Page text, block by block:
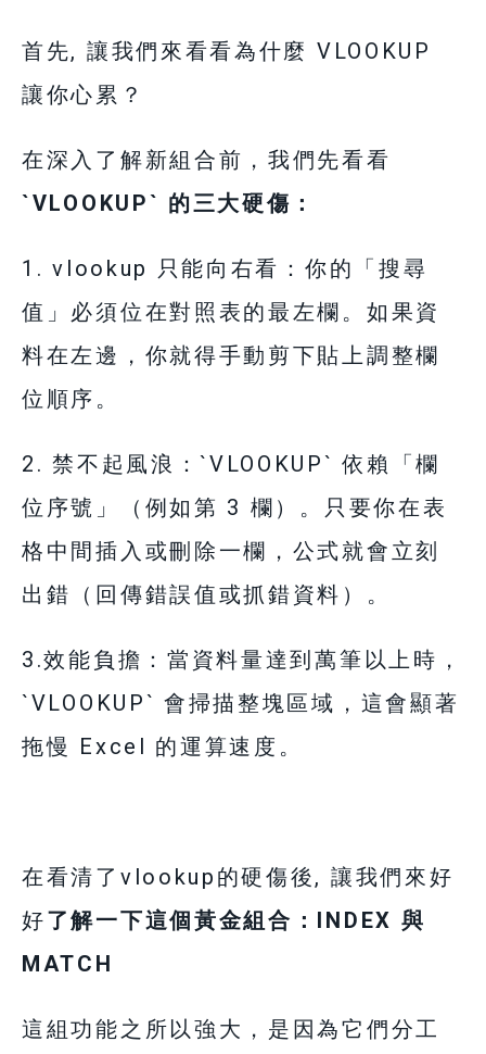
首先, 讓我們來看看為什麼 VLOOKUP
讓你心累？
在深入了解新組合前，我們先看看
`VLOOKUP` 的三大硬傷：
1. vlookup 只能向右看：你的「搜尋
值」必須位在對照表的最左欄。如果資
料在左邊，你就得手動剪下貼上調整欄
位順序。
2. 禁不起風浪：`VLOOKUP` 依賴「欄
位序號」（例如第 3 欄）。只要你在表
格中間插入或刪除一欄，公式就會立刻
出錯（回傳錯誤值或抓錯資料）。
3.效能負擔：當資料量達到萬筆以上時，
`VLOOKUP` 會掃描整塊區域，這會顯著
拖慢 Excel 的運算速度。
在看清了vlookup的硬傷後, 讓我們來好
好了解一下這個黃金組合：INDEX 與
MATCH
這組功能之所以強大，是因為它們分工